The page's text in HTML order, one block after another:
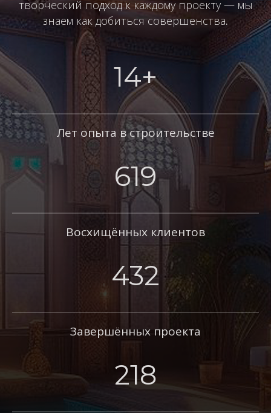
творческий подход к каждому проекту — мы
знаем как добиться совершенства.
14+
Лет опыта в строительстве
619
Восхищённых клиентов
432
Завершённых проекта
218